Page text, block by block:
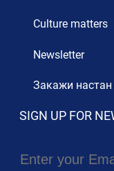
Culture matters
Newsletter
Закажи настан
SIGN UP FOR